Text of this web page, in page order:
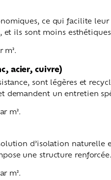
ce qui facilite
et ils sont moins
m².
acier, cuivre)
sont légères et
demandent un entretien
m².
d’isolation naturelle
une structure renforcée.
m².